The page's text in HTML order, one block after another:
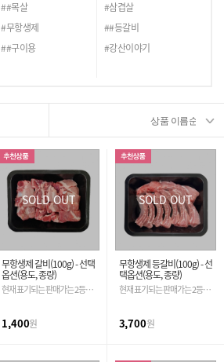
##목살
#삼겹살
#무항생제
##등갈비
##구이용
#강산이야기
SOLD OUT
무항생제 갈비(100g) - 선택
옵션(용도, 종량)
현재 표기되는 판매가는 2등급
1,400원
SOLD OUT
무항생제 등갈비(100g) - 선
택옵션(용도, 종량)
현재 표기되는 판매가는 2등급
3,700원